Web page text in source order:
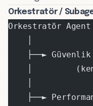
Orkestratör /
Orkestratör Agent
├──►
│
├──►